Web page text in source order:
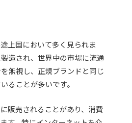
上国において多く見られま
造され、世界中の市場に流通
無視し、正規ブランドと同じ
ることが多いです。
販売されることがあり、消費